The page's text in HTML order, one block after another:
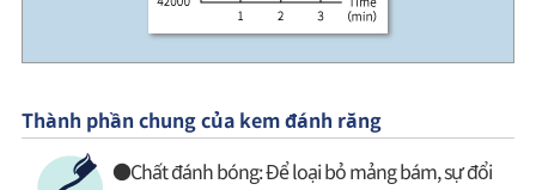
Thành phần chung của kem đánh răng
●Chất đánh bóng: Để loại bỏ mảng bám, sự đổi